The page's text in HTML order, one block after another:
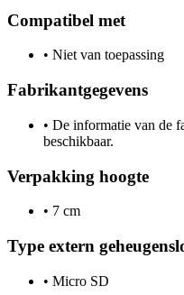
Compatibel met
• Niet van toepassing
Fabrikantgegevens
• De informatie van de
beschikbaar.
Verpakking hoogte
• 7 cm
Type extern
• Micro SD